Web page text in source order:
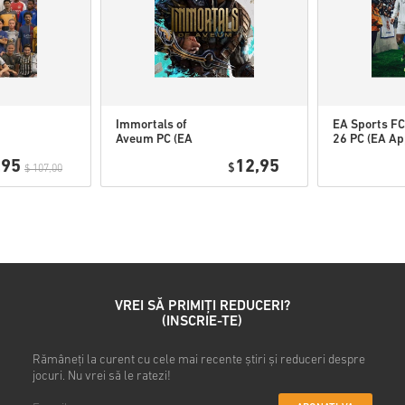
• Selectează metoda de
• Finalizează comanda
După aceea, vei primi un e-
$ 107,00
Immortals of
Aveum PC (EA
$ 12,95
EA Sports FC
26 PC (EA
VREI SĂ PRIMIȚI REDUCERI?
(INSCRIE-TE)
Rămâneți la curent cu cele mai recente știri și reduceri despre
jocuri. Nu vrei să le ratezi!